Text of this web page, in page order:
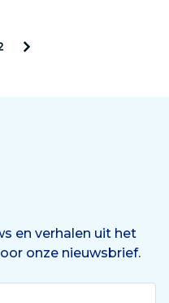
d
en verhalen uit het
onze nieuwsbrief.